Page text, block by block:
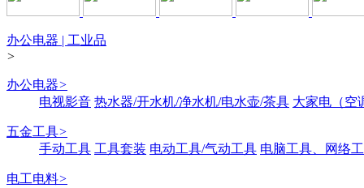
办公电器 | 工业品
>
办公电器>
电视影音 热水器/开水机/净水机/电水壶/茶具 大家电（空
五金工具>
手动工具 工具套装 电动工具/气动工具 电脑工具、网络
电工电料>